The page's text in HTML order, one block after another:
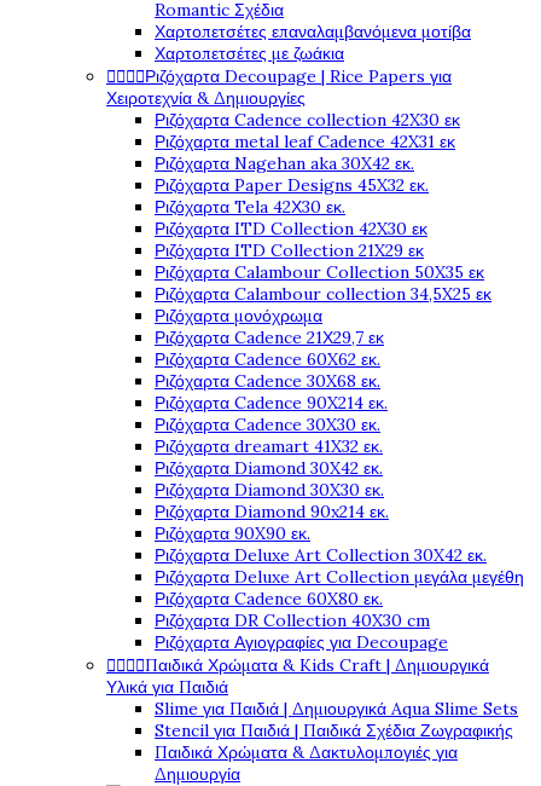
Romantic Σχέδια
Χαρτοπετσέτες επαναλαμβανόμενα μοτίβα
Χαρτοπετσέτες με ζωάκια
Ριζόχαρτα Decoupage | Rice Papers για
Χειροτεχνία & Δημιουργίες
Ριζόχαρτα Cadence collection 42X30 εκ
Ριζόχαρτα metal leaf Cadence 42X31 εκ
Ριζόχαρτα Nagehan aka 30X42 εκ.
Ριζόχαρτα Paper Designs 45X32 εκ.
Ριζόχαρτα Tela 42Χ30 εκ.
Ριζόχαρτα ITD Collection 42X30 εκ
Ριζόχαρτα ITD Collection 21X29 εκ
Ριζόχαρτα Calambour Collection 50X35 εκ
Ριζόχαρτα Calambour collection 34,5X25 εκ
Ριζόχαρτα μονόχρωμα
Ριζόχαρτα Cadence 21Χ29,7 εκ
Ριζόχαρτα Cadence 60X62 εκ.
Ριζόχαρτα Cadence 30X68 εκ.
Ριζόχαρτα Cadence 90X214 εκ.
Ριζόχαρτα Cadence 30X30 εκ.
Ριζόχαρτα dreamart 41X32 εκ.
Ριζόχαρτα Diamond 30X42 εκ.
Ριζόχαρτα Diamond 30X30 εκ.
Ριζόχαρτα Diamond 90x214 εκ.
Ριζόχαρτα 90X90 εκ.
Ριζόχαρτα Deluxe Art Collection 30X42 εκ.
Ριζόχαρτα Deluxe Art Collection μεγάλα μεγέθη
Ριζόχαρτα Cadence 60X80 εκ.
Ριζόχαρτα DR Collection 40X30 cm
Ριζόχαρτα Αγιογραφίες για Decoupage
Παιδικά Χρώματα & Kids Craft | Δημιουργικά
Υλικά για Παιδιά
Slime για Παιδιά | Δημιουργικά Aqua Slime Sets
Stencil για Παιδιά | Παιδικά Σχέδια Ζωγραφικής
Παιδικά Χρώματα & Δακτυλομπογιές για
Δημιουργία